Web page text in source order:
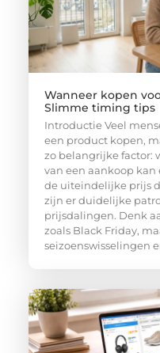
Wanneer kopen
Slimme timing tips
Introductie Veel
een product kopen,
zo belangrijke factor:
van een aankoop
de uiteindelijke prijs
zijn er duidelijke
prijsdalingen. Denk
zoals Black Friday,
seizoenswisselingen